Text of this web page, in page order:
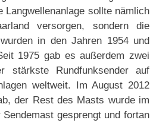
sollte nämlich
versorgen, sondern die
in den Jahren 1954 und
1975 gab es außerdem zwei
stärkste Rundfunksender auf
weltweit. Im August 2012
der Rest des Masts wurde im
gesprengt und fortan